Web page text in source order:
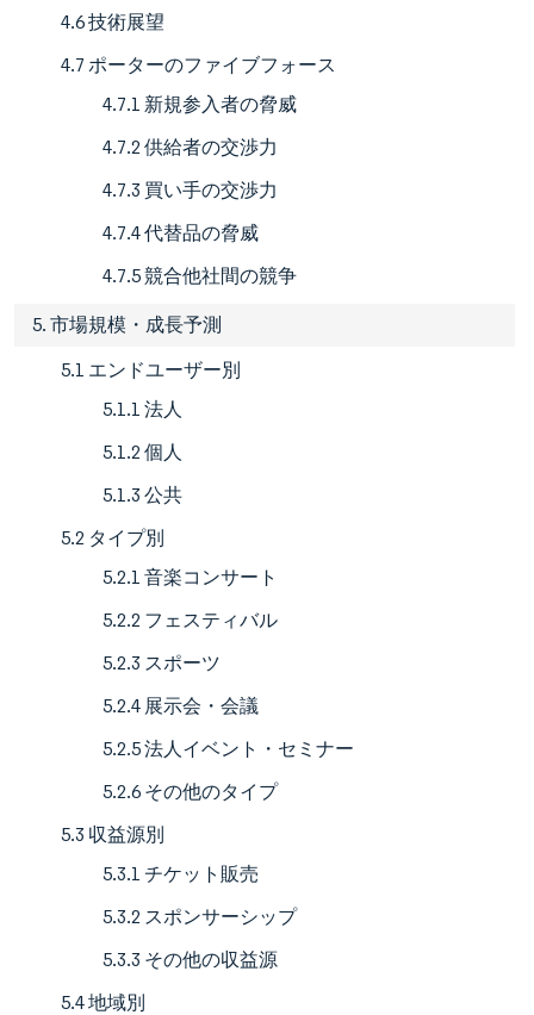
4.6 技術展望
4.7 ポーターのファイブフォース
4.7.1 新規参入者の脅威
4.7.2 供給者の交渉力
4.7.3 買い手の交渉力
4.7.4 代替品の脅威
4.7.5 競合他社間の競争
5. 市場規模・成長予測
5.1 エンドユーザー別
5.1.1 法人
5.1.2 個人
5.1.3 公共
5.2 タイプ別
5.2.1 音楽コンサート
5.2.2 フェスティバル
5.2.3 スポーツ
5.2.4 展示会・会議
5.2.5 法人イベント・セミナー
5.2.6 その他のタイプ
5.3 収益源別
5.3.1 チケット販売
5.3.2 スポンサーシップ
5.3.3 その他の収益源
5.4 地域別